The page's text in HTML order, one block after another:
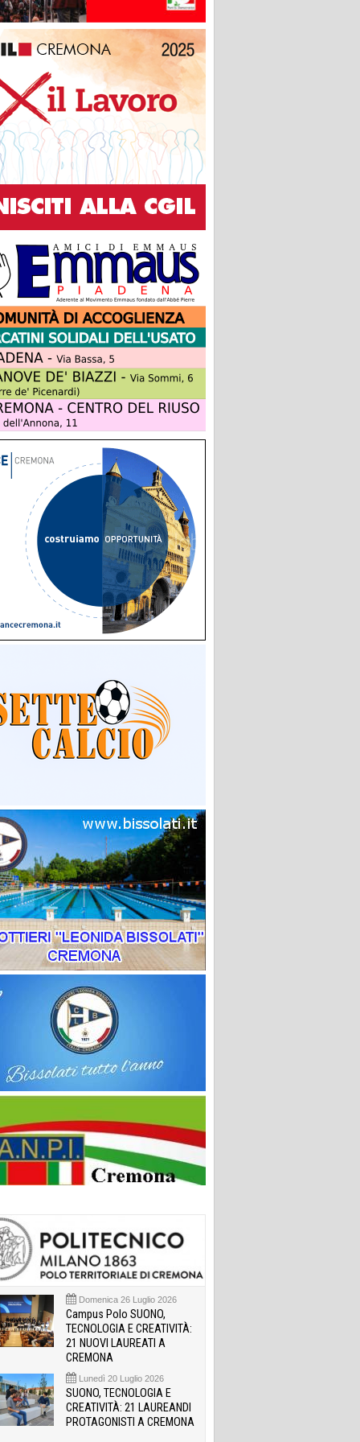
Domenica 26 Luglio 2026
Campus Polo SUONO,
TECNOLOGIA E CREATIVITÀ:
21 NUOVI LAUREATI A
CREMONA
Lunedì 20 Luglio 2026
SUONO, TECNOLOGIA E
CREATIVITÀ: 21 LAUREANDI
PROTAGONISTI A CREMONA